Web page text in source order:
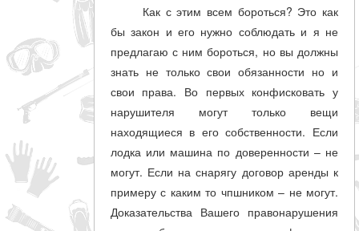
Как с этим всем бороться? Это как
бы закон и его нужно соблюдать и я не
предлагаю с ним бороться, но вы должны
знать не только свои обязанности но и
свои права. Во первых конфисковать у
нарушителя могут только вещи
находящиеся в его собственности. Если
лодка или машина по доверенности – не
могут. Если на снарягу договор аренды к
примеру с каким то чпшником – не могут.
Доказательства Вашего правонарушения